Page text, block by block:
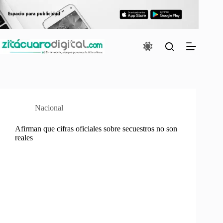
al
contenido
Nacional
Afirman que cifras oficiales sobre secuestros no son
reales